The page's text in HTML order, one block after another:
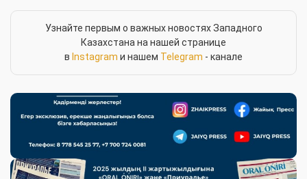
Узнайте первым о важных новостях Западного
Казахстана на нашей странице
в Instagram и нашем Telegram - канале